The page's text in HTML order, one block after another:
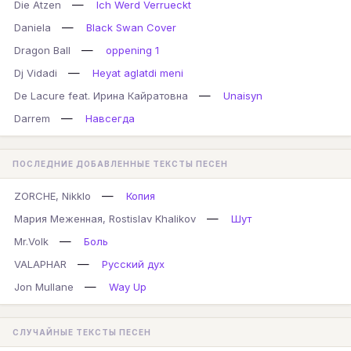
Die Atzen
—
Ich Werd Verrueckt
Daniela
—
Black Swan Cover
Dragon Ball
—
oppening 1
Dj Vidadi
—
Heyat aglatdi meni
De Lacure feat. Ирина Кайратовна
—
Unaisyn
Darrem
— Навсегда
ПОСЛЕДНИЕ ДОБАВЛЕННЫЕ ТЕКСТЫ ПЕСЕН
ZORCHE, Nikklo —
Копия
Мария Меженная, Rostislav Khalikov
—
Шут
Mr.Volk
—
Боль
VALAPHAR
—
Русский дух
Jon Mullane
— Way Up
СЛУЧАЙНЫЕ ТЕКСТЫ ПЕСЕН